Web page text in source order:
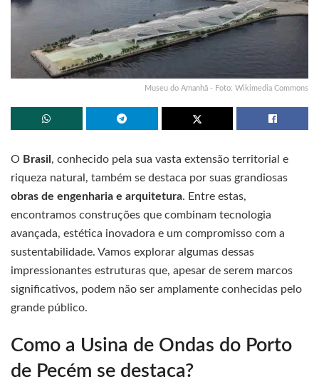
Museu do Amanhã - Foto: Wikimedia Commons
O Brasil , conhecido pela sua vasta extensão territorial e
riqueza natural, também se destaca por suas grandiosas
obras de engenharia e arquitetura. Entre estas,
encontramos construções que combinam tecnologia
avançada, estética inovadora e um compromisso com a
sustentabilidade. Vamos explorar algumas dessas
impressionantes estruturas que, apesar de serem marcos
significativos, podem não ser amplamente conhecidas pelo
grande público.
Como a Usina de Ondas do Porto
de Pecém se destaca?